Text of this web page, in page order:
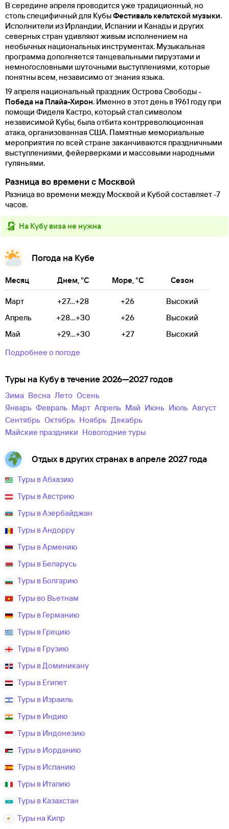
В середине апреля проводится уже традиционный, но
столь специфичный для КубыФестиваль кельтской музыки.
Исполнители из Ирландии, Испании и Канады и других
северных стран удивляют живым исполнением на
необычных национальных инструментах. Музыкальная
программа дополняется танцевальными пируэтами и
немногословными шуточными выступлениями, которые
понятны всем, независимо от знания языка.
19 апреля национальный праздник Острова Свободы -
Победа на Плайа-Хирон. Именно в этот день в 1961 году при
помощи Фиделя Кастро, который стал символом
независимой Кубы, была отбита контрреволюционная
атака, организованная США. Памятные мемориальные
мероприятия по всей стране заканчиваются праздничными
выступлениями, фейерверками и массовыми народными
гуляньями.
Разница во времени с Москвой
Разница во времени между Москвой и Кубой составляет -7
часов.
на Кубу виза не нужна
Погода на Кубе
Месяц Днем, °C Море, °C Сезон
Март +27...+28 +26
Высокий
Апрель
+28...+30 +26
Высокий
Май
+29...+30 +27
Высокий
Подробнее о погоде
Туры на Кубу в течение 2026—2027 годов
зима весна лето
осень
Январь
Февраль Март Апрель Май Июнь Июль
Август
Сентябрь
Октябрь Ноябрь
Декабрь
майские праздники
новогодние туры
Отдых в других странах в апреле 2027 года
Туры в Абхазию
Туры в Австрию
Туры в Азербайджан
Туры в Андорру
Туры в Армению
Туры в Беларусь
Туры в Болгарию
Туры во Вьетнам
Туры в Германию
Туры в Грецию
Туры в Грузию
Туры в Доминикану
Туры в Египет
Туры в Израиль
Туры в Индию
Туры в Индонезию
Туры в Иорданию
Туры в Испанию
Туры в Италию
Туры в Казахстан
Туры на Кипр